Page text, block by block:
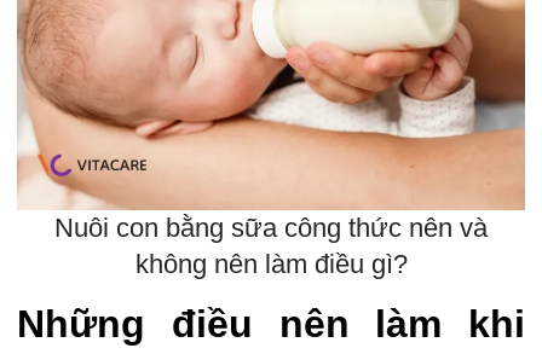
Nuôi con bằng sữa công thức nên và
không nên làm điều gì?
Những điều nên làm khi